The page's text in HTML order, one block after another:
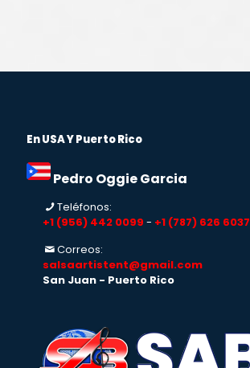
En USA Y Puerto Rico
Pedro Oggie Garcia
Teléfonos:
+1 (956) 442 0099 - +1 (787) 626 6037
Correos:
salsaartistent@gmail.com
San Juan - Puerto Rico